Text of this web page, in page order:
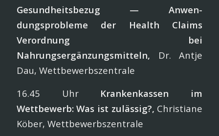
Gesundheitsbezug — Anwen­
dungsprobleme der Health Claims
Verordnung bei
Nahrungsergänzungsmitteln, Dr. Antje
Dau, Wettbewerbszentrale
16.45 Uhr Krankenkassen im
Wettbewerb: Was ist zulässig?, Christiane
Köber, Wettbewerbszentrale